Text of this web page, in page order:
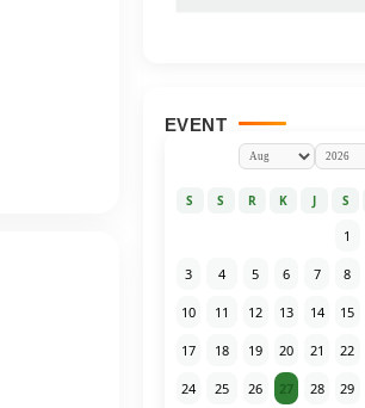
EVENT
S S R K J S
1
3 4 5 6 7 8
10 11 12 13 14 15
17 18 19 20 21 22
24 25 26 27 28 29